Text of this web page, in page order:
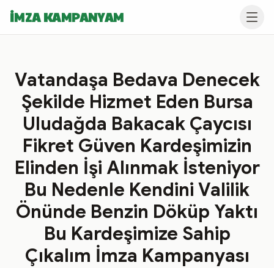
İMZA KAMPANYAM
Vatandaşa Bedava Denecek
Şekilde Hizmet Eden Bursa
Uludağda Bakacak Çaycısı
Fikret Güven Kardeşimizin
Elinden İşi Alınmak İsteniyor
Bu Nedenle Kendini Valilik
Önünde Benzin Döküp Yaktı
Bu Kardeşimize Sahip
Çıkalım İmza Kampanyası